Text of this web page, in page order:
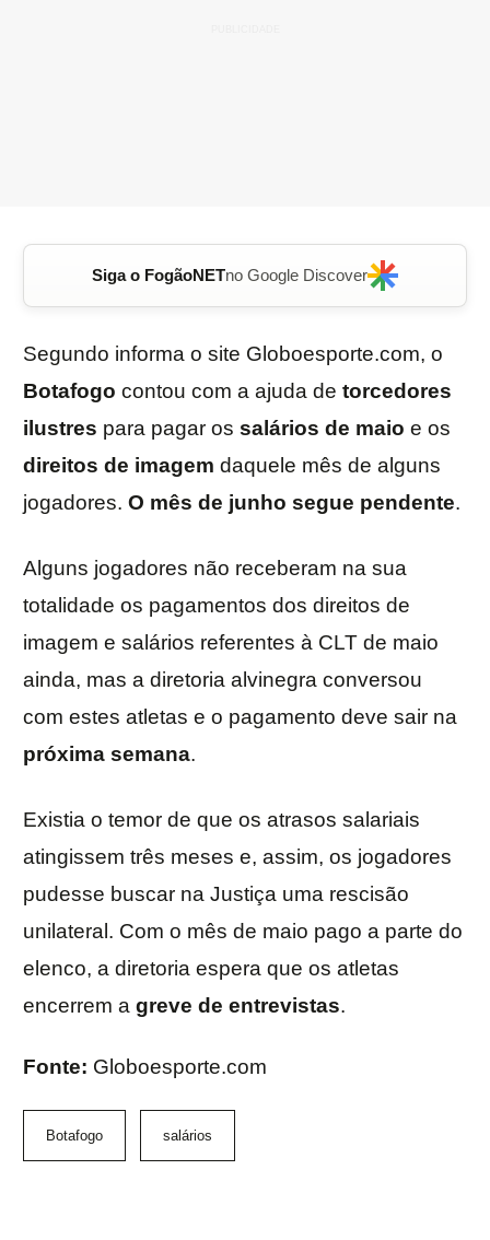
Siga o FogãoNETno Google Discover
Segundo informa o site Globoesporte.com, o
Botafogo contou com a ajuda de torcedores
ilustres para pagar os salários de maio e os
direitos de imagem daquele mês de alguns
jogadores. O mês de junho segue pendente.
Alguns jogadores não receberam na sua
totalidade os pagamentos dos direitos de
imagem e salários referentes à CLT de maio
ainda, mas a diretoria alvinegra conversou
com estes atletas e o pagamento deve sair na
próxima semana.
Existia o temor de que os atrasos salariais
atingissem três meses e, assim, os jogadores
pudesse buscar na Justiça uma rescisão
unilateral. Com o mês de maio pago a parte do
elenco, a diretoria espera que os atletas
encerrem a greve de entrevistas.
Fonte: Globoesporte.com
Botafogo salários